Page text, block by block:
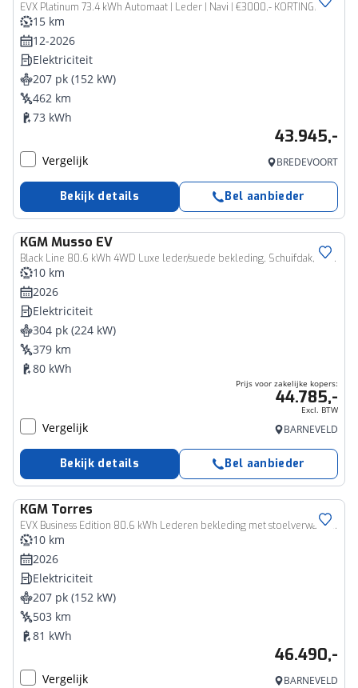
EVX Platinum 73.4 kWh Automaat | Leder | Navi | €3000,- KORTING!!
15 km
12-2026
Elektriciteit
207 pk (152 kW)
462 km
73 kWh
43.945,-
Vergelijk BREDEVOORT
Bekijk details Bel aanbieder
KGMMusso EV
Black Line 80.6 kWh 4WD Luxe leder/suede bekleding, Schuifdak, Navigatie, 4x4, 2300kg trekgewicht!
Zakelijk voertuig
10 km
2026
Elektriciteit
304 pk (224 kW)
379 km
80 kWh
Prijs voor zakelijke kopers:
44.785,-
Excl. BTW
Vergelijk BARNEVELD
Bekijk details Bel aanbieder
KGM Torres
EVX Business Edition 80.6 kWh Lederen bekleding met stoelverwarming / Draadloze telefoonlader / 1500km trekgewicht / Schuif-Kanteldak
10 km
2026
Elektriciteit
207 pk (152 kW)
503 km
81 kWh
46.490,-
Vergelijk BARNEVELD